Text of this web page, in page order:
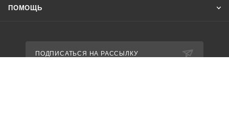
ПОМОЩЬ
ПОДПИСАТЬСЯ НА РАССЫЛКУ